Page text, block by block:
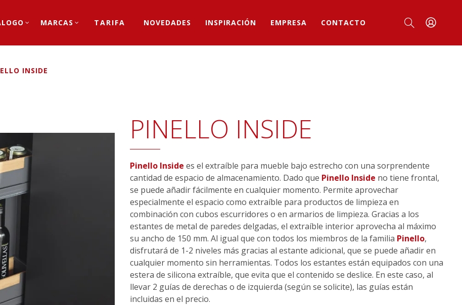
MARCAS TARIFA NOVEDADES INSPIRACIÓN EMPRESA CONTACTO
INSIDE
PINELLO INSIDE
Pinello Inside es el extraíble para mueble bajo estrecho con una sorprendente
cantidad de espacio de almacenamiento. Dado que Pinello Inside no tiene frontal,
se puede añadir fácilmente en cualquier momento. Permite aprovechar
especialmente el espacio como extraíble para productos de limpieza en
combinación con cubos escurridores o en armarios de limpieza. Gracias a los
estantes de metal de paredes delgadas, el extraíble interior aprovecha al máximo
su ancho de 150 mm. Al igual que con todos los miembros de la familia Pinello,
disfrutará de 1-2 niveles más gracias al estante adicional, que se puede añadir en
cualquier momento sin herramientas. Todos los estantes están equipados con una
estera de silicona extraíble, que evita que el contenido se deslice. En este caso, al
llevar 2 guías de derechas o de izquierda (según se solicite), las guías están
incluidas en el precio.